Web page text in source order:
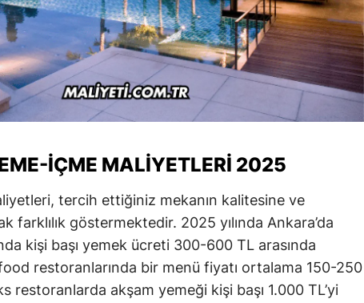
İÇME MALIYETLERI 2025
tercih ettiğiniz mekanın kalitesine ve
farklılık göstermektedir. 2025 yılında Ankara’da
kişi başı yemek ücreti 300-600 TL arasında
restoranlarında bir menü fiyatı ortalama 150-250
restoranlarda akşam yemeği kişi başı 1.000 TL’yi